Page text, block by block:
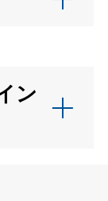
ン